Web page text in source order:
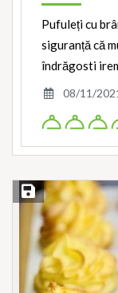
Pufuleți cu
siguranță că
îndrăgosti
08/11/
Save Recipe